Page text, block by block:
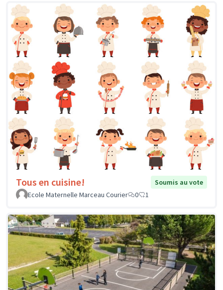
Tous en cuisine!
Soumis au vote
Ecole Maternelle Marceau Courier
0 1